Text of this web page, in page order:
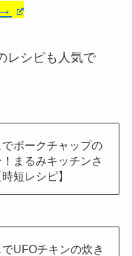
レシピも人気で
ポークチャップの
まるみキッチンさ
短レシピ】
UFOチキンの炊き